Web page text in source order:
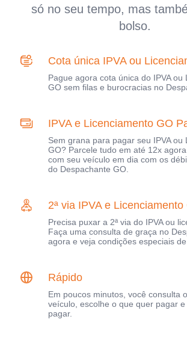
só no seu tempo, mas
bolso.
Cota única IPVA ou
Pague agora cota única do IPVA ou
GO sem filas e burocracias no
IPVA e Licenciamento GO
Sem grana para pagar seu IPVA ou
GO? Parcele tudo em até 12x
com seu veículo em dia com os
do Despachante GO.
2ª via IPVA e Licenciamento
Precisa puxar a 2ª via do IPVA ou
Faça uma consulta de graça no
agora e veja condições especiais
Rápido
Em poucos minutos, você consulta
veículo, escolhe o que quer pagar
pagar.